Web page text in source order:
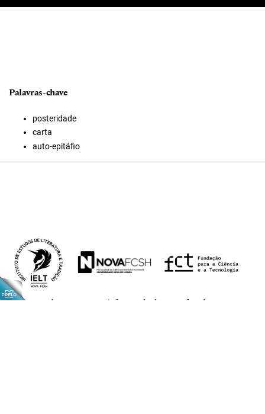
Palavras-chave
posteridade
carta
auto-epitáfio
A Estranhar Pessoa é financiada por fundos